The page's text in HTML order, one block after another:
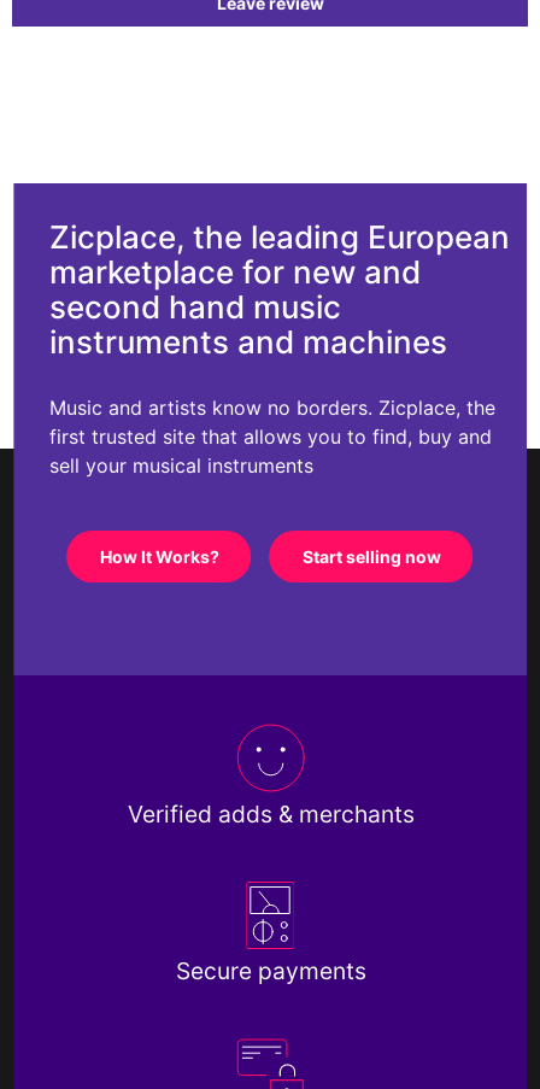
Zicplace, the leading European
marketplace for new and
second hand music
instruments and machines
Music and artists know no borders. Zicplace, the
first trusted site that allows you to find, buy and
sell your musical instruments
How It Works? Start selling now
Verified adds & merchants
Secure payments